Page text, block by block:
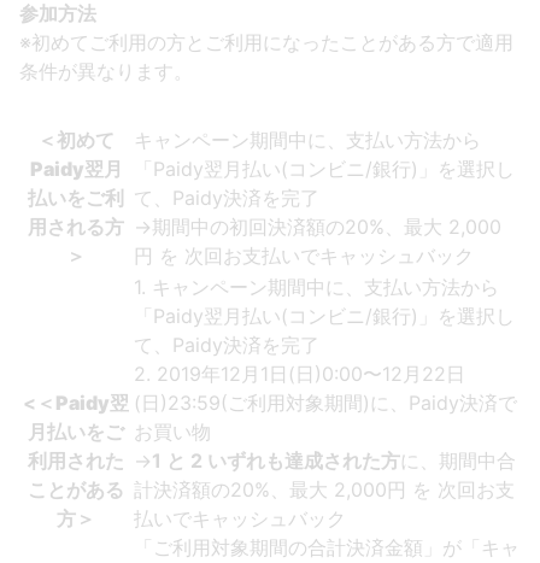
参加方法
※初めてご利用の方とご利用になったことがある方で適用
条件が異なります。
＜初めて
Paidy翌月
払いをご利
用される方
＞
キャンペーン期間中に、支払い方法から
「Paidy翌月払い(コンビニ/銀行)」を選択し
て、Paidy決済を完了
→期間中の初回決済額の20%、最大 2,000
円 を 次回お支払いでキャッシュバック
< ＜Paidy翌
月払いをご
利用された
ことがある
方＞
1. キャンペーン期間中に、支払い方法から
「Paidy翌月払い(コンビニ/銀行)」を選択し
て、Paidy決済を完了
2. 2019年12月1日(日)0:00〜12月22日
(日)23:59(ご利用対象期間)に、Paidy決済で
お買い物
→1 と 2 いずれも達成された方に、期間中合
計決済額の20%、最大 2,000円 を 次回お支
払いでキャッシュバック
「ご利用対象期間の合計決済金額」が「キャ